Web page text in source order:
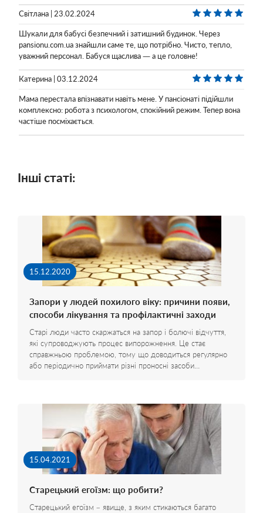
Світлана | 23.02.2024
Шукали для бабусі безпечний і затишний будинок. Через
pansionu.com.ua знайшли саме те, що потрібно. Чисто, тепло,
уважний персонал. Бабуся щаслива — а це головне!
Катерина | 03.12.2024
Мама перестала впізнавати навіть мене. У пансіонаті підійшли
комплексно: робота з психологом, спокійний режим. Тепер вона
частіше посміхається.
Інші статі:
15.12.2020
Запори у людей похилого віку: причини появи,
способи лікування та профілактичні заходи
Старі люди часто скаржаться на запор і болючі відчуття,
які супроводжують процес випорожнення. Це стає
справжньою проблемою, тому що доводиться регулярно
або періодично приймати різні проносні засоби…
15.04.2021
Старецький егоїзм: що робити?
Старецький егоїзм – явище, з яким стикаються багато